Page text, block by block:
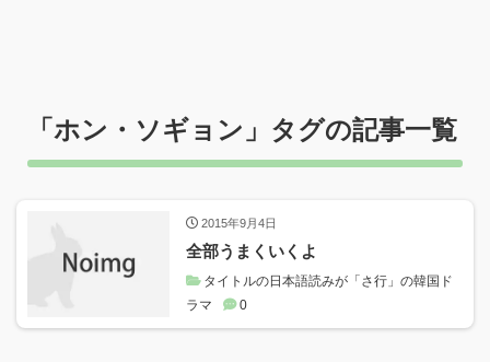
「ホン・ソギョン 」タグの記事一覧
2015年9月4日
全部うまくいくよ
タイトルの日本語読みが「さ行」の韓国ド
ラマ
0